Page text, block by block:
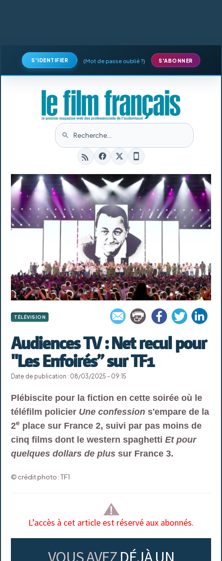
S'IDENTIFIER (Mot de passe oublié ?) S'ABONNER
TÉLÉVISION
Audiences TV : Net recul pour
"Les Enfoirés” sur TF1
Date de publication : 08/03/2025 - 09:15
Plébiscite pour la fiction en cette soirée où le
téléfilm policier Une confession s'empare de la
2e place sur France 2, suivi par pas moins de
cinq films dont le western spaghettiEt pour
quelques dollars de plus sur France 3.
© crédit photo : TF1
L’accès à cet article est réservé aux abonnés.
VOUS AVEZ DÉJÀ UN